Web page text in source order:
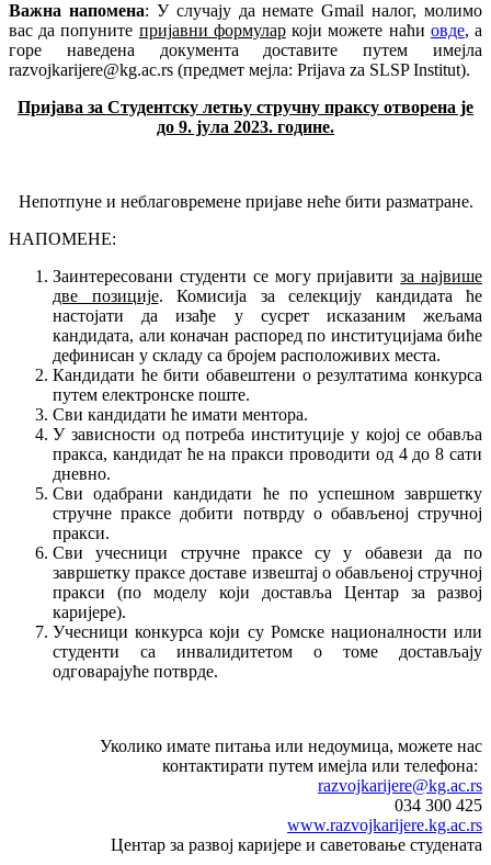
Важна напомена: У случају да немате Gmail налог, молимо
вас да попуните пријавни формуларкоји можете наћи овде, а
горе наведена документа доставите путем имејла
razvojkarijere@kg.ac.rs (предмет мејла: Prijava za SLSP Institut).
Пријава за Студентску летњу стручну праксу отворена је
до 9. јула 2023. године.
Непотпуне и неблаговремене пријаве неће бити разматране.
НАПОМЕНЕ:
Заинтересовани студенти се могу пријавитиза највише
две позиције. Комисија за селекцију кандидата ће
настојати да изађе у сусрет исказаним жељама
кандидата, али коначан распоред по институцијама биће
дефинисан у складу са бројем расположивих места.
Кандидати ће бити обавештени о резултатима конкурса
путем електронске поште.
Сви кандидати ће имати ментора.
У зависности од потреба институције у којој се обавља
пракса, кандидат ће на пракси проводити од 4 до 8 сати
дневно.
Сви одабрани кандидати ће по успешном завршетку
стручне праксе добити потврду о обављеној стручној
пракси.
Сви учесници стручне праксе су у обавези да по
завршетку праксе доставе извештај о обављеној стручној
пракси (по моделу који доставља Центар за развој
каријере).
Учесници конкурса који су Ромске националности или
студенти са инвалидитетом о томе достављају
одговарајуће потврде.
Уколико имате питања или недоумица, можете нас
контактирати путем имејла или телефона:
razvojkarijere@kg.ac.rs
034 300 425
www.razvojkarijere.kg.ac.rs
Центар за развој каријере и саветовање студената